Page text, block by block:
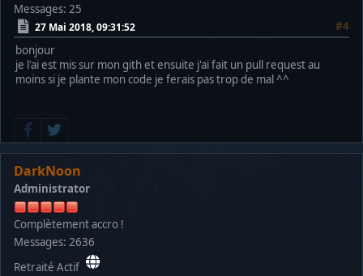
Messages: 25
27 Mai 2018, 09:31:52
#4
bonjour
je l'ai est mis sur mon gith et ensuite j'ai fait un pull request au
moins si je plante mon code je ferais pas trop de mal ^^
DarkNoon
Administrator
Complètement accro !
Messages: 2636
Retraité Actif